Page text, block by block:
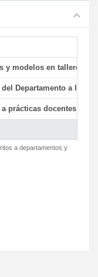
y modelos en talleres/
Departamento a la
prácticas docentes y
a departamentos y